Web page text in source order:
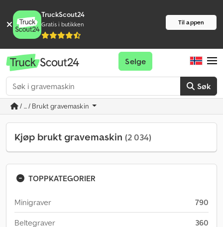
TruckScout24
Gratis i butikken Til appen
Søk
Selge
/ ... / Brukt gravemaskin
Kjøp brukt gravemaskin (2 034)
TOPPKATEGORIER
Minigraver 790
Beltegraver 360